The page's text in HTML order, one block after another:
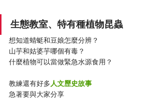
生態教室、特有種植物昆蟲
想知道蜻蜓和豆娘怎麼分辨？
山芋和姑婆芋哪個有毒？
什麼植物可以當做緊急水源食用？
教練還有好多 人文歷史故事
急著要與大家分享